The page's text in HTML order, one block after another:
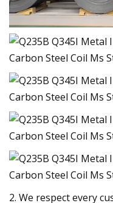
2. We respect every